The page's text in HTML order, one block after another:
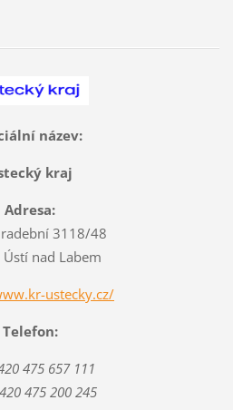
název:
kraj
Adresa:
3118/48
nad Labem
ustecky.cz/
Telefon:
475 657 111
475 200 245